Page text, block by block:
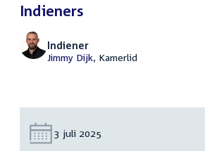
Indieners
Indiener
Jimmy Dijk, Kamerlid
Datum:
3 juli 2025